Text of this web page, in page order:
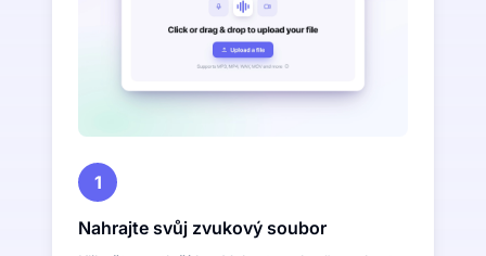
1
Nahrajte svůj zvukový soubor